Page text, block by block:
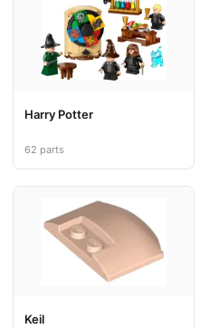
Harry Potter
62 parts
Keil